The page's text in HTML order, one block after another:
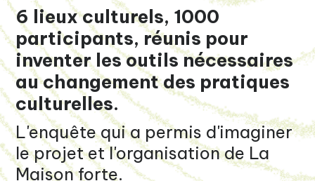
6 lieux culturels, 1000
participants, réunis pour
inventer les outils nécessaires
au changement des pratiques
culturelles.
L'enquête qui a permis d'imaginer
le projet et l'organisation de La
Maison forte.